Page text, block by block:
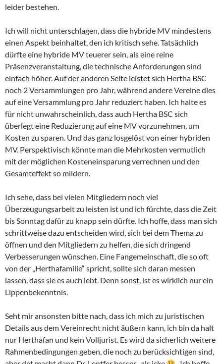
leider bestehen.
Ich will nicht unterschlagen, dass die hybride MV mindestens
einen Aspekt beinhaltet, den ich kritisch sehe. Tatsächlich
dürfte eine hybride MV teuerer sein, als eine reine
Präsenzveranstaltung, die technische Anforderungen sind
einfach höher. Auf der anderen Seite leistet sich Hertha BSC
noch 2 Versammlungen pro Jahr, während andere Vereine dies
auf eine Versammlung pro Jahr reduziert haben. Ich halte es
für nicht unwahrscheinlich, dass auch Hertha BSC sich
überlegt eine Reduzierung auf eine MV vorzunehmen, um
Kosten zu sparen. Und das ganz losgelöst von einer hybriden
MV. Perspektivisch könnte man die Mehrkosten vermutlich
mit der möglichen Kosteneinsparung verrechnen und den
Gesamteffekt so mildern.
Ich sehe, dass bei vielen Mitgliedern noch viel
Überzeugungsarbeit zu leisten ist und ich fürchte, dass die Zeit
bis Sonntag dafür zu knapp sein dürfte. Ich hoffe, dass man sich
schrittweise dazu entscheiden wird, sich bei dem Thema zu
öffnen und den Mitgliedern zu helfen, die sich dringend
Verbesserungen wünschen. Eine Fangemeinschaft, die so oft
von der „Herthafamilie“ spricht, sollte sich daran messen
lassen, dass sie es auch lebt. Denn sonst, ist es wirklich nur ein
Lippenbekenntnis.
Seht mir ansonsten bitte nach, dass ich mich zu juristischen
Details aus dem Vereinrecht nicht äußern kann, ich bin da halt
nur Herthafan und kein Volljurist. Es wird da sicherlich weitere
Rahmenbedingungen geben, die noch zu berücksichtigen sind,